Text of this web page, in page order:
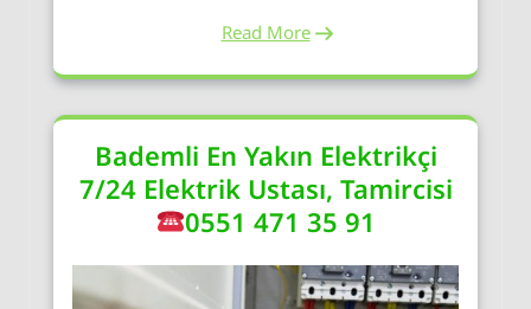
Read More
Bademli En Yakın Elektrikçi
7/24 Elektrik Ustası, Tamircisi
0551 471 35 91